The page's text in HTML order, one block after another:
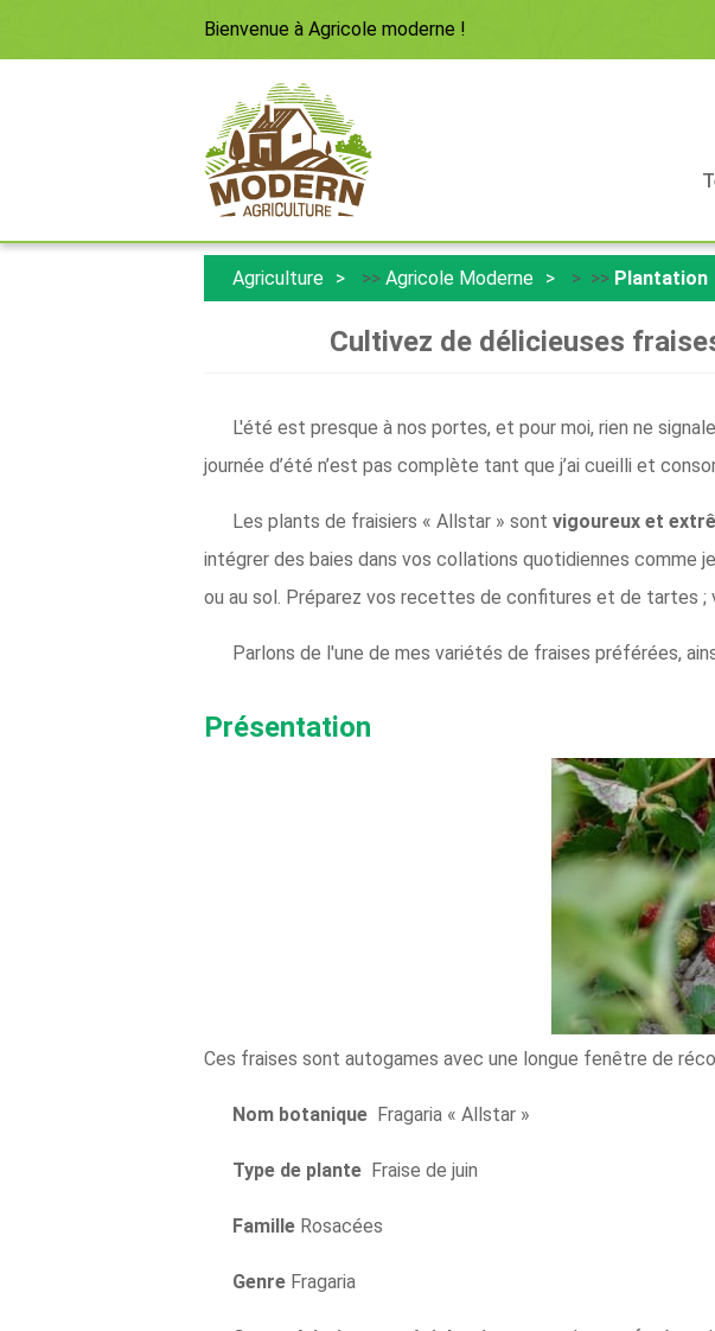
Bienvenue à Agricole moderne !
Agriculture >> Agricole Moderne > >> Plantation
Cultivez de délicieuses
L'été est presque à nos portes, et pour moi, rien ne
journée d’été n’est pas complète tant que j’ai cueilli et
Les plants de fraisiers « Allstar » sont vigoureux et
intégrer des baies dans vos collations quotidiennes comme
ou au sol. Préparez vos recettes de confitures et de tartes ;
Parlons de l'une de mes variétés de fraises préférées,
Présentation
Ces fraises sont autogames avec une longue fenêtre de
Nom botanique Fragaria « Allstar »
Type de plante Fraise de juin
Famille Rosacées
Genre Fragaria